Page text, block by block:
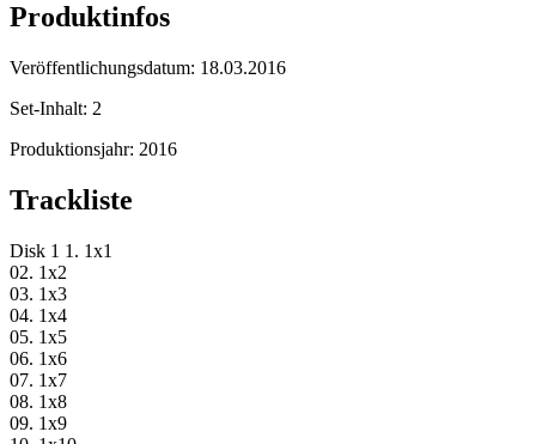
Produktinfos
Veröffentlichungsdatum: 18.03.2016
Set-Inhalt: 2
Produktionsjahr: 2016
Trackliste
Disk 1 1. 1x1
02. 1x2
03. 1x3
04. 1x4
05. 1x5
06. 1x6
07. 1x7
08. 1x8
09. 1x9